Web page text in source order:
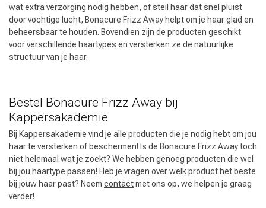
wat extra verzorging nodig hebben, of steil haar dat snel pluist
door vochtige lucht, Bonacure Frizz Away helpt om je haar glad en
beheersbaar te houden. Bovendien zijn de producten geschikt
voor verschillende haartypes en versterken ze de natuurlijke
structuur van je haar.
Bestel Bonacure Frizz Away bij
Kappersakademie
Bij Kappersakademie vind je alle producten die je nodig hebt om jou
haar te versterken of beschermen! Is de Bonacure Frizz Away toch
niet helemaal wat je zoekt? We hebben genoeg producten die wel
bij jou haartype passen! Heb je vragen over welk product het beste
bij jouw haar past? Neem contactmet ons op, we helpen je graag
verder!